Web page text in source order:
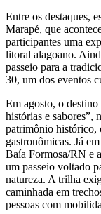
Entre os destaques,
Marapé, que
participantes uma
litoral alagoano.
passeio para a
30, um dos eventos
Em agosto, o
histórias e sabores”,
patrimônio histórico,
gastronômicas. Já
Baía Formosa/RN e
um passeio voltado
natureza. A trilha
caminhada em
pessoas com